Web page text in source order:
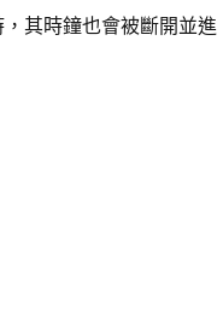
其時鐘也會被斷開並進